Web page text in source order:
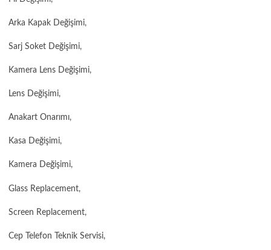
Arka Kapak Değişimi,
Sarj Soket Değişimi,
Kamera Lens Değişimi,
Lens Değişimi,
Anakart Onarımı,
Kasa Değişimi,
Kamera Değişimi,
Glass Replacement,
Screen Replacement,
Cep Telefon Teknik Servisi,